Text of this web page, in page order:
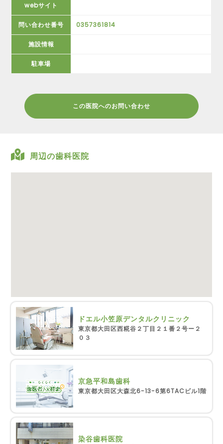
webサイト
問い合わせ番号 0357361814
施設情報
駐車場
この医院へのお問い合わせ
周辺の歯科医院
ドエル小笠原デンタルクリニック
東京都大田区西糀谷２丁目２１番２号ー２
０３
京急平和島歯科
東京都大田区大森北6-13-6第6TACビル1階
染谷歯科医院